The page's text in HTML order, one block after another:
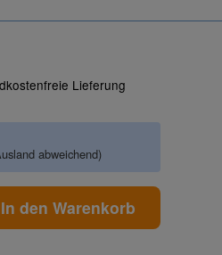
Lieferung
abweichend)
In den Warenkorb